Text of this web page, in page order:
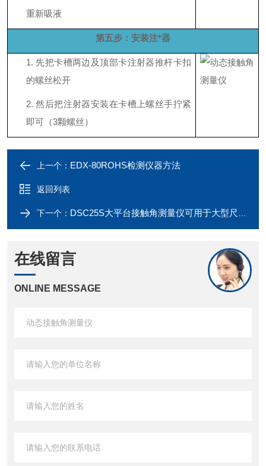
重新吸液
第五步：安装注*器
1. 先把卡槽两边及顶部卡注射器推杆卡扣
的螺丝松开
2.然后把注射器安装在卡槽上螺丝手拧紧
即可（3颗螺丝）
上一个： EDX-80ROHS检测仪器方法
返回列表
下一个： DSC25S大平台接触角测量仪可用于大型尺寸的产品
在线留言
ONLINE MESSAGE